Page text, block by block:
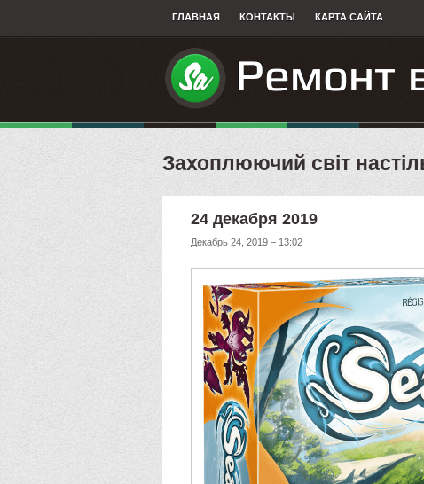
ГЛАВНАЯ КОНТАКТЫ КАРТА САЙТА
​Захоплюючий світ
24 декабря 2019
Декабрь 24, 2019 – 13:02